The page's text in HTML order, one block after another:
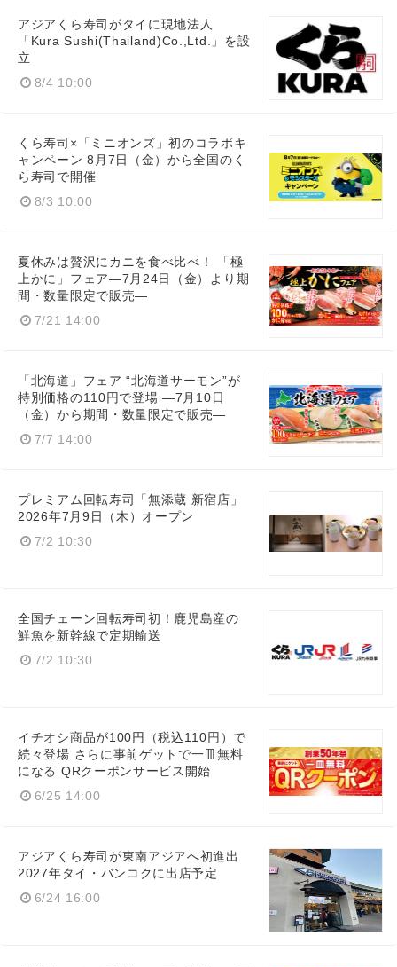
アジアくら寿司がタイに現地法人
「Kura Sushi(Thailand)Co.,Ltd.」を設
立
8/4 10:00
くら寿司×「ミニオンズ」初のコラボキ
ャンペーン 8月7日（金）から全国のく
ら寿司で開催
8/3 10:00
夏休みは贅沢にカニを食べ比べ！ 「極
上かに」フェア―7月24日（金）より期
間・数量限定で販売―
7/21 14:00
「北海道」フェア “北海道サーモン”が
特別価格の110円で登場 ―7月10日
（金）から期間・数量限定で販売―
7/7 14:00
プレミアム回転寿司「無添蔵 新宿店」
2026年7月9日（木）オープン
7/2 10:30
全国チェーン回転寿司初！鹿児島産の
鮮魚を新幹線で定期輸送
7/2 10:30
イチオシ商品が100円（税込110円）で
続々登場 さらに事前ゲットで一皿無料
になる QRクーポンサービス開始
6/25 14:00
アジアくら寿司が東南アジアへ初進出
2027年タイ・バンコクに出店予定
6/24 16:00